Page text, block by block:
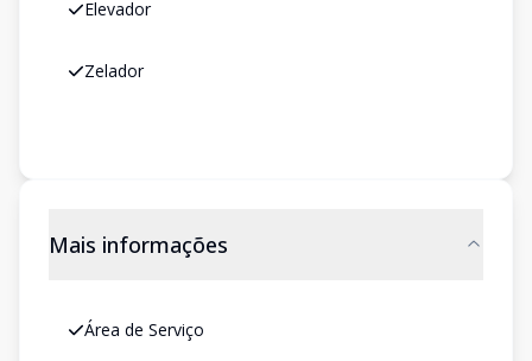
Elevador
Zelador
Mais informações
Área de Serviço